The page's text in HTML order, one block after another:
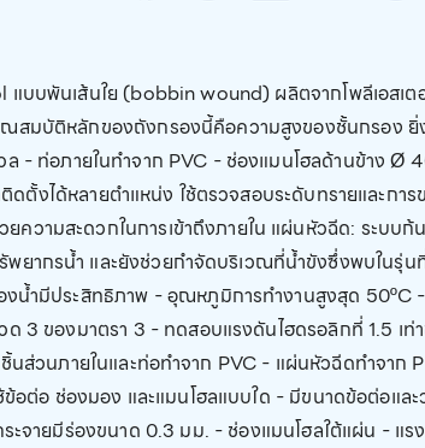
บพันเส้นใย (bobbin wound) ผลิตจากโพลีเอสเ
ณสมบัติหลักของถังกรองนี้คือความสูงของชั้นกรอ
- ท่อภายในทำจาก PVC - ช่องแมนโฮลด้านข้าง
ตั้งได้หลายตำแหน่ง ใช้ตรวจสอบระดับทรายและก
ยความสะดวกในการเข้าถึงภายใน แผ่นหัวฉีด: ระ
ยากรน้ำ และยังช่วยกำจัดบริเวณที่น้ำขังซึ่งพบในรุ่
องน้ำมีประสิทธิภาพ - อุณหภูมิการทำงานสูงสุด
ของมาตรา 3 - ทดสอบแรงดันไฮดรอลิกที่ 1.5 เ
วนภายในและท่อทำจาก PVC - แผ่นหัวฉีดทำจาก
อต่อ ช่องมอง และแมนโฮลแบบใด - มีขนาดข้อต่อแ
ายมีร่องขนาด 0.3 มม. - ช่องแมนโฮลใต้แผ่น - แ